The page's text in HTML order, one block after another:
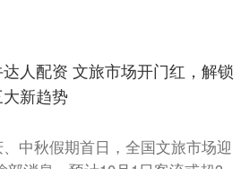
人配资 文旅市场开门红，解锁
大新趋势
中秋假期首日，全国文旅市场迎